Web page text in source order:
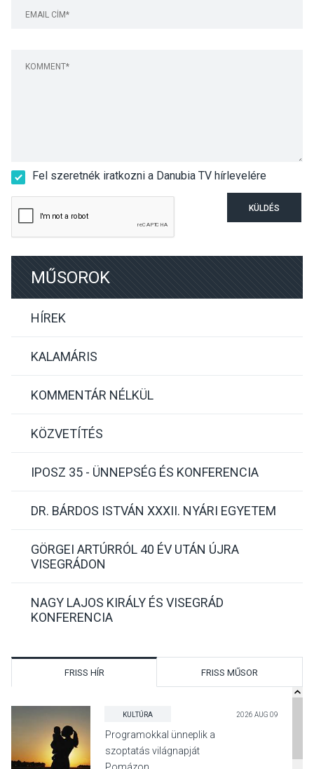
Fel szeretnék iratkozni a Danubia TV hírlevelére
KÜLDÉS
MŰSOROK
HÍREK
KALAMÁRIS
KOMMENTÁR NÉLKÜL
KÖZVETÍTÉS
IPOSZ 35 - ÜNNEPSÉG ÉS KONFERENCIA
DR. BÁRDOS ISTVÁN XXXII. NYÁRI EGYETEM
GÖRGEI ARTÚRRÓL 40 ÉV UTÁN ÚJRA
VISEGRÁDON
NAGY LAJOS KIRÁLY ÉS VISEGRÁD
KONFERENCIA
FRISS HÍR FRISS MŰSOR
KULTÚRA 2026 AUG 09
Programokkal ünneplik a
szoptatás világnapját